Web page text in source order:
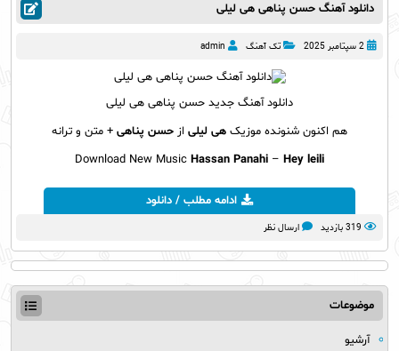
دانلود آهنگ حسن پناهی هی لیلی
2 سپتامبر 2025 تک آهنگ admin
دانلود آهنگ جدید حسن پناهی هی لیلی
هم اکنون شنونده موزیک هی لیلی از حسن پناهی + متن و ترانه
Download New Music Hassan Panahi – Hey leili
ادامه مطلب / دانلود
319 بازدید ارسال نظر
موضوعات
آرشیو